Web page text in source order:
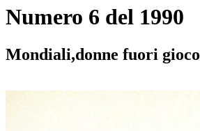
Numero 6 del 1990
Mondiali,donne fuori gioco